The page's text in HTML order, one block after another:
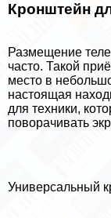
Кронштейн
Размещение
часто. Такой
место в
настоящая
для техники,
поворачивать
Универсальный